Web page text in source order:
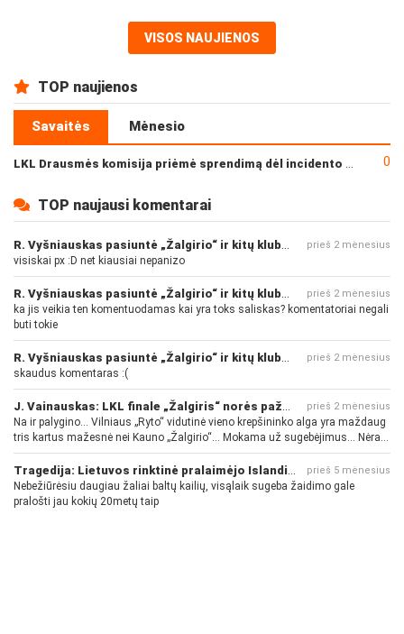
VISOS NAUJIENOS
TOP naujienos
Savaitės Mėnesio
0
TOP naujausi komentarai
R. Vyšniauskas pasiuntė „Žalgirio“ ir kitų klubų fanus prieš 2 mėnesius
visiskai px :D net kiausiai nepanizo
R. Vyšniauskas pasiuntė „Žalgirio“ ir kitų klubų fanus prieš 2 mėnesius
ka jis veikia ten komentuodamas kai yra toks saliskas? komentatoriai negali
buti tokie
R. Vyšniauskas pasiuntė „Žalgirio“ ir kitų klubų fanus prieš 2 mėnesius
skaudus komentaras :(
J. Vainauskas: LKL finale „Žalgiris“ norės pažeminti „Rytą“ prieš 2 mėnesius
Na ir palygino... Vilniaus „Ryto“ vidutinė vieno krepšininko alga yra maždaug
tris kartus mažesnė nei Kauno „Žalgirio“... Mokama už sugebėjimus... Nėra
pinigų - nėra gerų žaidėjų...
Tragedija: Lietuvos rinktinė pralaimėjo Islandijai prieš 5 mėnesius
Nebežiūrėsiu daugiau žaliai baltų kailių, visąlaik sugeba žaidimo gale
pralošti jau kokių 20metų taip